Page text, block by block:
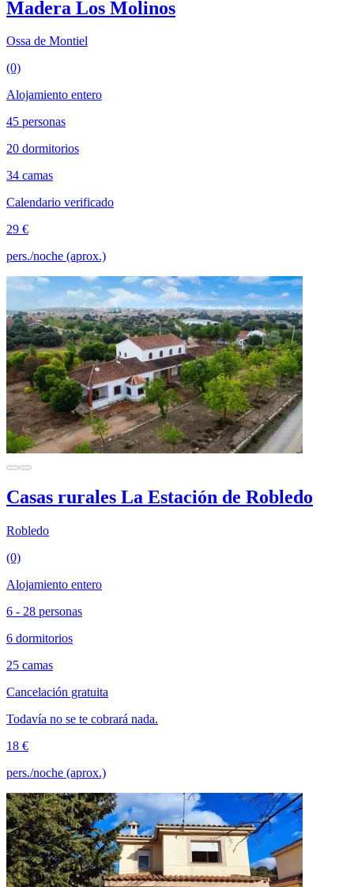
Madera Los Molinos
Ossa de Montiel
(0)
Alojamiento entero
45 personas
20 dormitorios
34 camas
Calendario verificado
29 €
pers./noche (aprox.)
Casas rurales La Estación de Robledo
Robledo
(0)
Alojamiento entero
6 - 28 personas
6 dormitorios
25 camas
Cancelación gratuita
Todavía no se te cobrará nada.
18 €
pers./noche (aprox.)